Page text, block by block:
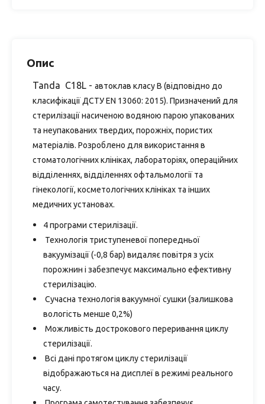
Опис
Tanda C18L - автоклав класу В (відповідно до
класифікації ДСТУ EN 13060: 2015). Призначений для
стерилізації насиченою водяною парою упакованих
та неупакованих твердих, порожніх, пористих
матеріалів. Розроблено для використання в
стоматологічних клініках, лабораторіях, операційних
відділеннях, відділеннях офтальмології та
гінекології, косметологічних клініках та інших
медичних установах.
4 програми стерилізації.
Технологія триступеневої попередньої
вакуумізації (-0,8 бар) видаляє повітря з усіх
порожнин і забезпечує максимально ефективну
стерилізацію.
Сучасна технологія вакуумної сушки (залишкова
вологість менше 0,2%)
Можливість дострокового переривання циклу
стерилізації.
Всі дані протягом циклу стерилізації
відображаються на дисплеї в режимі реального
часу.